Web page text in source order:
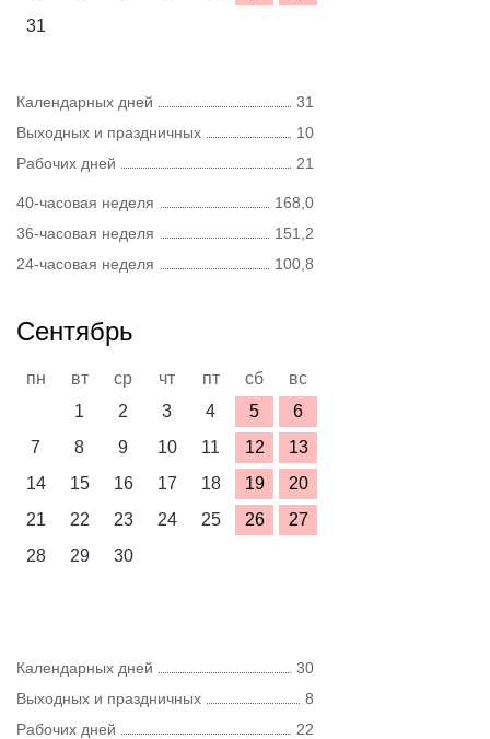
31
Календарных дней
31
Выходных и праздничных
10
Рабочих дней
21
40-часовая неделя
168,0
36-часовая неделя
151,2
24-часовая неделя
100,8
Сентябрь
пн вт ср чт пт сб
вс
1
2 3 4 5
6
7
8 9 10 11 12
13
14
15 16 17 18 19
20
21
22 23 24 25 26
27
28
29 30
Календарных дней
30
Выходных и праздничных
8
Рабочих дней
22